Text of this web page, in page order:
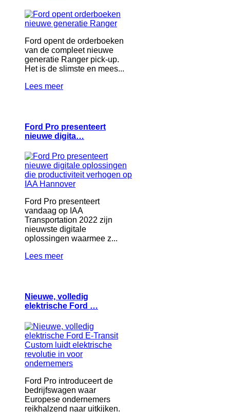
Ford opent de orderboeken
van de compleet nieuwe
generatie Ranger pick-up.
Het is de slimste en mees...
Lees meer
Ford Pro presenteert
nieuwe digita…
Ford Pro presenteert
vandaag op IAA
Transportation 2022 zijn
nieuwste digitale
oplossingen waarmee z...
Lees meer
Nieuwe, volledig
elektrische Ford …
Ford Pro introduceert de
bedrijfswagen waar
Europese ondernemers
reikhalzend naar uitkijken.